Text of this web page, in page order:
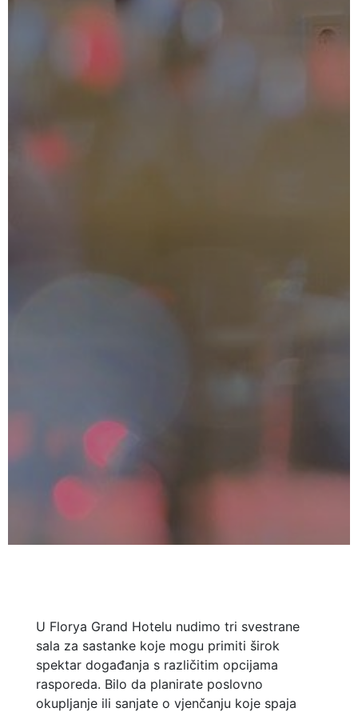
U Florya Grand Hotelu nudimo tri svestrane
sala za sastanke koje mogu primiti širok
spektar događanja s različitim opcijama
rasporeda. Bilo da planirate poslovno
okupljanje ili sanjate o vjenčanju koje spaja